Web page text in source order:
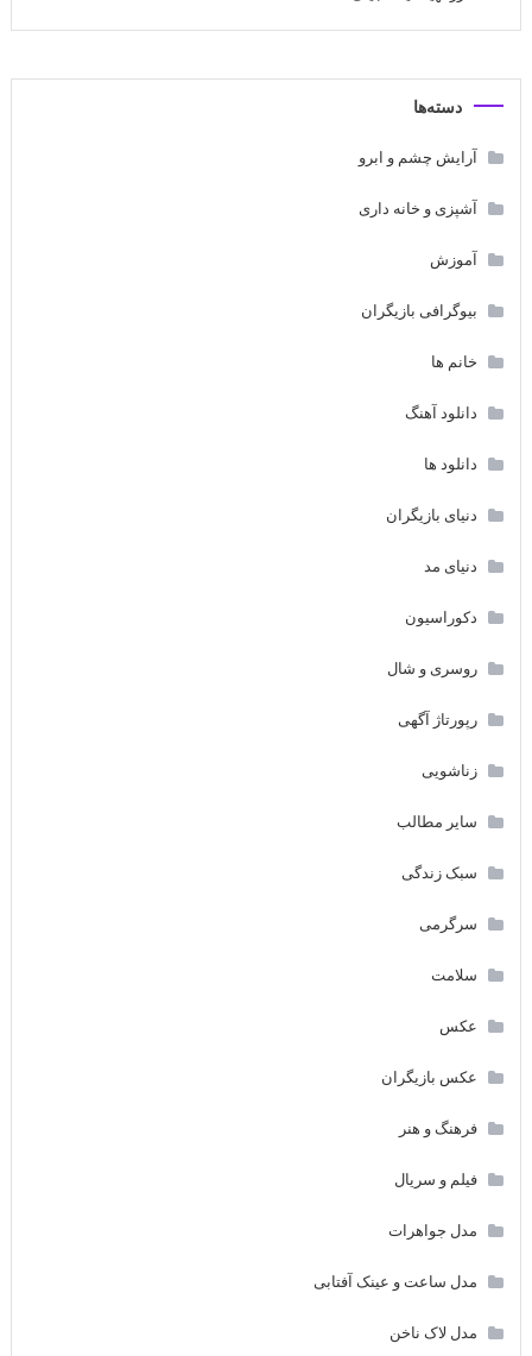
دسته‌ها
آرایش چشم و ابرو
آشپزی و خانه داری
آموزش
بیوگرافی بازیگران
خانم ها
دانلود آهنگ
دانلود ها
دنیای بازیگران
دنیای مد
دکوراسیون
روسری و شال
رپورتاژ آگهی
زناشویی
سایر مطالب
سبک زندگی
سرگرمی
سلامت
عکس
عکس بازیگران
فرهنگ و هنر
فیلم و سریال
مدل جواهرات
مدل ساعت و عینک آفتابی
مدل لاک ناخن